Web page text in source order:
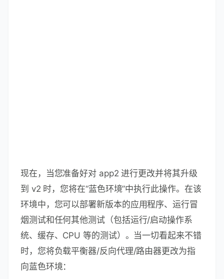
现在，当您准备好对 app2 进行更改并将其升级
到 v2 时，您将在“蓝色环境”中执行此操作。在该
环境中，您可以部署新版本的应用程序、运行冒
烟测试和任何其他测试（包括运行/启动操作系
统、缓存、CPU 等的测试）。当一切看起来不错
时，您将负载平衡器/反向代理/路由器更改为指
向蓝色环境：